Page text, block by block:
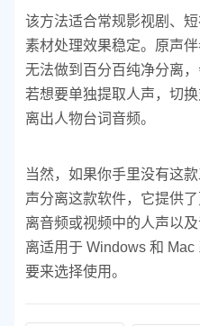
该方法适合常规影视剧、
素材处理效果稳定。 原声
无法做到百分百纯净分离
若想要单独提取人声，切
离出人物台词音频。
当然，如果你手里没有这
声分离这款软件，它提供
离音频或视频中的人声以
离适用于 Windows 和
要来选择使用。